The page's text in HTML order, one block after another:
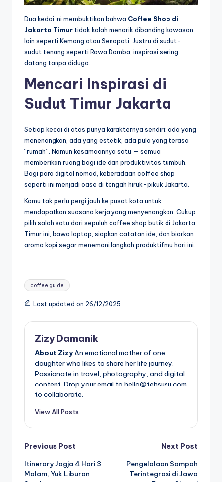
Dua kedai ini membuktikan bahwa Coffee Shop di
Jakarta Timur tidak kalah menarik dibanding kawasan
lain seperti Kemang atau Senopati. Justru di sudut-
sudut tenang seperti Rawa Domba, inspirasi sering
datang tanpa diduga.
Mencari Inspirasi di
Sudut Timur Jakarta
Setiap kedai di atas punya karakternya sendiri: ada yang
menenangkan, ada yang estetik, ada pula yang terasa
“rumah”. Namun kesamaannya satu — semua
memberikan ruang bagi ide dan produktivitas tumbuh.
Bagi para digital nomad, keberadaan coffee shop
seperti ini menjadi oase di tengah hiruk-pikuk Jakarta.
Kamu tak perlu pergi jauh ke pusat kota untuk
mendapatkan suasana kerja yang menyenangkan. Cukup
pilih salah satu dari sepuluh coffee shop butik di Jakarta
Timur ini, bawa laptop, siapkan catatan ide, dan biarkan
aroma kopi segar menemani langkah produktifmu hari ini.
Tags:
coffee guide
Last updated on 26/12/2025
Zizy Damanik
About ZizyAn emotional mother of one
daughter who likes to share her life journey.
Passionate in travel, photography, and digital
content. Drop your email to hello@tehsusu.com
to collaborate.
View All Posts
Post
navigation
Previous Post
Itinerary Jogja 4 Hari 3
Malam, Yuk Liburan
Next Post
Pengelolaan Sampah
Terintegrasi di Jawa